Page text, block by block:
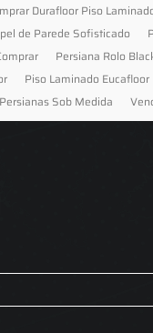
Durafloor Piso
de Parede Sofisticado
Persiana Rolo
Piso Laminado Eucafloor
Sob Medida